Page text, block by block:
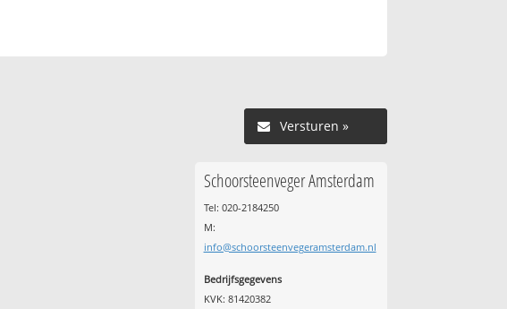
Versturen »
Schoorsteenveger Amsterdam
Tel: 020-2184250
M:
info@schoorsteenvegeramsterdam.nl
Bedrijfsgegevens
KVK: 81420382